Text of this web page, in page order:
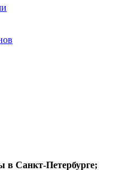
Санкт-Петербурге;